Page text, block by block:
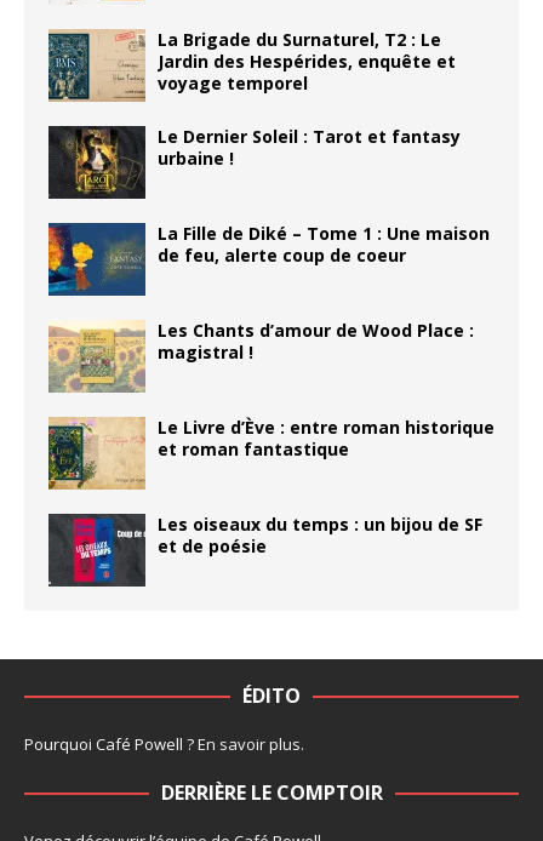
La Brigade du Surnaturel, T2 : Le
Jardin des Hespérides, enquête et
voyage temporel
Le Dernier Soleil : Tarot et fantasy
urbaine !
La Fille de Diké – Tome 1 : Une maison
de feu, alerte coup de coeur
Les Chants d’amour de Wood Place :
magistral !
Le Livre d’Ève : entre roman historique
et roman fantastique
Les oiseaux du temps : un bijou de SF
et de poésie
ÉDITO
Pourquoi Café Powell ?En savoir plus.
DERRIÈRE LE COMPTOIR